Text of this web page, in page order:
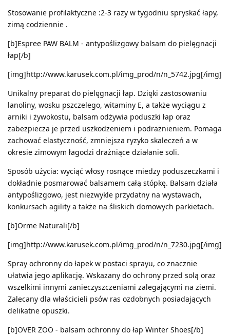
Stosowanie profilaktyczne :2-3 razy w tygodniu spryskać łapy,
zimą codziennie .
[b]Espree PAW BALM - antypoślizgowy balsam do pielęgnacji
łap[/b]
[img]http://www.karusek.com.pl/img_prod/n/n_5742.jpg[/img]
Unikalny preparat do pielęgnacji łap. Dzięki zastosowaniu
lanoliny, wosku pszczelego, witaminy E, a także wyciągu z
arniki i żywokostu, balsam odżywia poduszki łap oraz
zabezpiecza je przed uszkodzeniem i podrażnieniem. Pomaga
zachować elastyczność, zmniejsza ryzyko skaleczeń a w
okresie zimowym łagodzi drażniące działanie soli.
Sposób użycia: wyciąć włosy rosnące miedzy poduszeczkami i
dokładnie posmarować balsamem całą stópkę. Balsam działa
antypoślizgowo, jest niezwykle przydatny na wystawach,
konkursach agility a także na śliskich domowych parkietach.
[b]Orme Naturali[/b]
[img]http://www.karusek.com.pl/img_prod/n/n_7230.jpg[/img]
Spray ochronny do łapek w postaci sprayu, co znacznie
ułatwia jego aplikację. Wskazany do ochrony przed solą oraz
wszelkimi innymi zanieczyszczeniami zalegającymi na ziemi.
Zalecany dla właścicieli psów ras ozdobnych posiadających
delikatne opuszki.
[b]OVER ZOO - balsam ochronny do łap Winter Shoes[/b]